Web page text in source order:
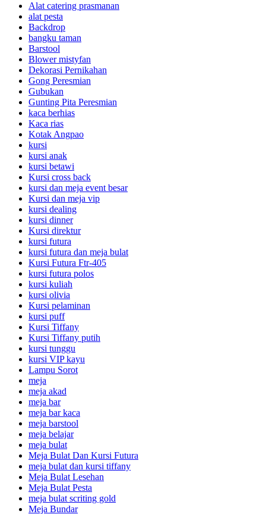
Alat catering prasmanan
alat pesta
Backdrop
bangku taman
Barstool
Blower mistyfan
Dekorasi Pernikahan
Gong Peresmian
Gubukan
Gunting Pita Peresmian
kaca berhias
Kaca rias
Kotak Angpao
kursi
kursi anak
kursi betawi
Kursi cross back
kursi dan meja event besar
Kursi dan meja vip
kursi dealing
kursi dinner
Kursi direktur
kursi futura
kursi futura dan meja bulat
Kursi Futura Ftr-405
kursi futura polos
kursi kuliah
kursi olivia
Kursi pelaminan
kursi puff
Kursi Tiffany
Kursi Tiffany putih
kursi tunggu
kursi VIP kayu
Lampu Sorot
meja
meja akad
meja bar
meja bar kaca
meja barstool
meja belajar
meja bulat
Meja Bulat Dan Kursi Futura
meja bulat dan kursi tiffany
Meja Bulat Lesehan
Meja Bulat Pesta
meja bulat scriting gold
Meja Bundar